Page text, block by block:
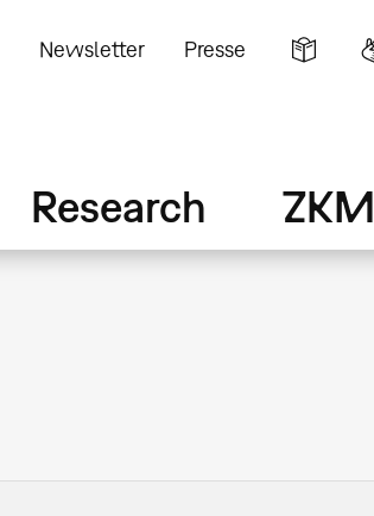
Newsletter Presse
Research ZKM